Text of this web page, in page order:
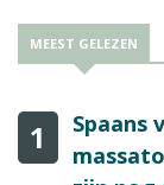
MEEST GELEZEN
1
Spaans